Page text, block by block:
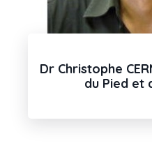
Dr Christophe
du Pied et